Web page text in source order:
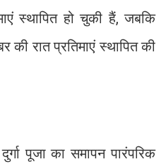
स्थापित हो चुकी हैं, जबकि
रात प्रतिमाएं स्थापित की
पूजा का समापन पारंपरिक